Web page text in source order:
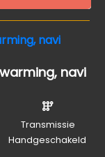
navi
Transmissie
Handgeschakeld